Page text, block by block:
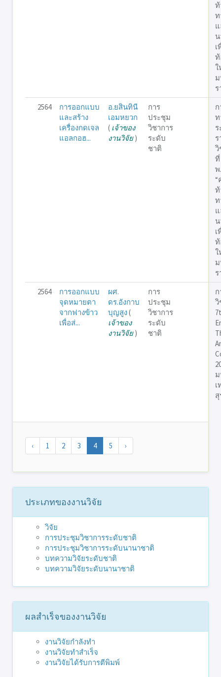
ท
ท้
ใ
2564
การออกแบบ
และสร้าง
เครื่องกดเจล
แอลกอฮ...
อ.ยสินทินี
เอมหยวก
( เจ้าของ
งานวิจัย)
การ
ประชุม
วิชาการ
ระดับ
ชาติ
ท
วิ
ที่
พ
“
ท
ท้
ใ
2564
การออกแบบ
จุดหมายตา
จากฟางข้าว
เพื่อส่...
ผศ.
ดร.อังกาบ
บุญสูง(
เจ้าของ
งานวิจัย)
การ
ประชุม
วิชาการ
ระดับ
ชาติ
วิ
‹ 1 2 3 4 5 ›
ประเภทของงานวิจัย
วิจัย
การประชุมวิชาการระดับชาติ
การประชุมวิชาการระดับนานาชาติ
บทความวิจัยระดับชาติ
บทความวิจัยระดับนานาชาติ
ผลสำเร็จของงานวิจัย
งานวิจัยกำลังทำ
งานวิจัยทำสำเร็จ
งานวิจัยได้รับการตีพิมพ์